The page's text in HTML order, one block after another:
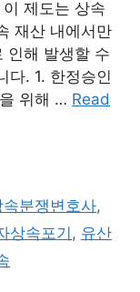
제도는 상속
재산 내에서만
인해 발생할 수
다. 1. 한정승인
위해 … Read
속분쟁변호사,
상속포기 , 유산